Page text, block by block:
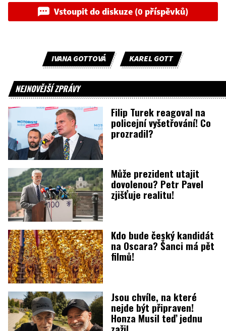
Vstoupit do diskuze (0 příspěvků)
IVANA GOTTOVÁ KAREL GOTT
NEJNOVĚJŠÍ ZPRÁVY
Filip Turek reagoval na
policejní vyšetřování! Co
prozradil?
Může prezident utajit
dovolenou? Petr Pavel
zjišťuje realitu!
Kdo bude český kandidát
na Oscara? Šanci má pět
filmů!
Jsou chvíle, na které
nejde být připraven!
Honza Musil teď jednu